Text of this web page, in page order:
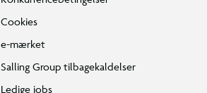
Cookies
e-mærket
Salling Group tilbagekaldelser
Ledige jobs